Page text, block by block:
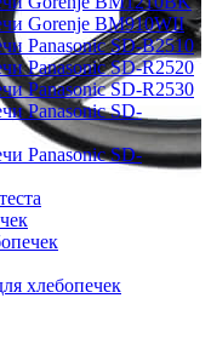
Gorenje BM910WII
Panasonic SD-B2510
Panasonic SD-R2520
Panasonic SD-R2530
Panasonic SD-
Panasonic SD-
хлебопечек